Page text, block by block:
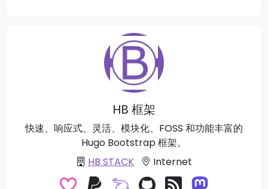
HB 框架
快速、响应式、灵活、模块化、FOSS 和功能丰富的
Hugo Bootstrap 框架。
HB STACK
Internet